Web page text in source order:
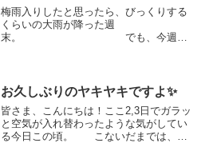
梅雨入りしたと思ったら、びっくりする
くらいの大雨が降った週
末。 でも、今週は
た。 雨の季節になる
と、止み間に慌てて...
お久しぶりのヤキヤキですよ✨
皆さま、こんにちは！ここ2,3日でガラッ
と空気が入れ替わったような気がしてい
る今日この頃。 こないだまでは、晴